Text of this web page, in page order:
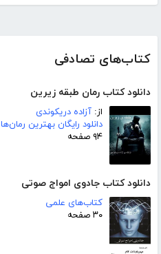
کتاب‌های تصادفی
دانلود کتاب رمان طبقه زیرین
از: آزاده دریکوندی
دانلود رایگان بهترین رمان‌ها
۹۴ صفحه
دانلود کتاب جادوی امواج صوتی
کتاب‌های علمی
۳۰ صفحه